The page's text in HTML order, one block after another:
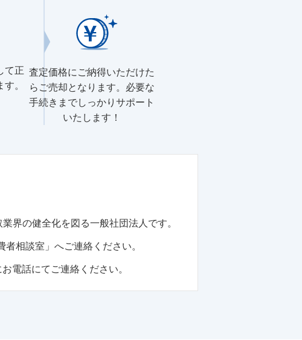
て正
。
査定価格にご納得いただけた
らご売却となります。必要な
手続きまでしっかりサポート
いたします！
界の健全化を図る一般社団法人です。
相談室」へご連絡ください。
電話にてご連絡ください。